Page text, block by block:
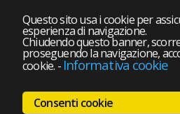
Questo sito usa i cookie per
esperienza di navigazione.
Chiudendo questo banner,
proseguendo la navigazione,
cookie. - Informativa cookie
Consenti cookie